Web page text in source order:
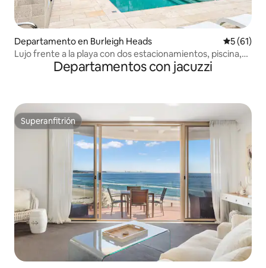
Departamento en Burleigh Heads
5 (61)
Lujo frente a la playa con dos estacionamientos, piscina,
Departamentos con jacuzzi
Superanfitrión
Superanfitrión